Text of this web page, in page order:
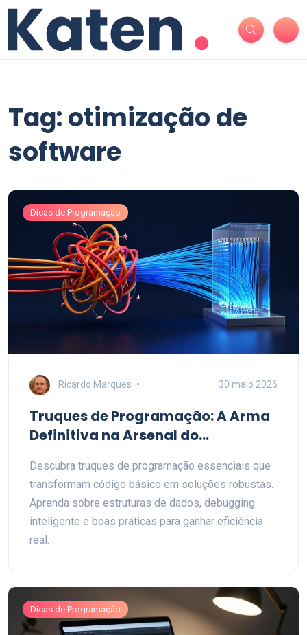
Tag: otimização de
software
Dicas de Programação
Ricardo Marques 30 maio 2026
Truques de Programação: A Arma
Definitiva na Arsenal do
Descubra truques de programação essenciais que
transformam código básico em soluções robustas.
Aprenda sobre estruturas de dados, debugging
inteligente e boas práticas para ganhar eficiência
real.
Dicas de Programação